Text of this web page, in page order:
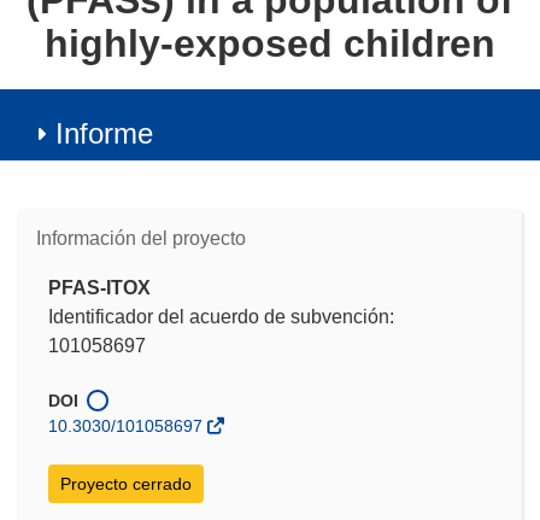
highly-exposed children
Informe
Información del proyecto
PFAS-ITOX
Identificador del acuerdo de subvención:
101058697
DOI
10.3030/101058697
Proyecto cerrado